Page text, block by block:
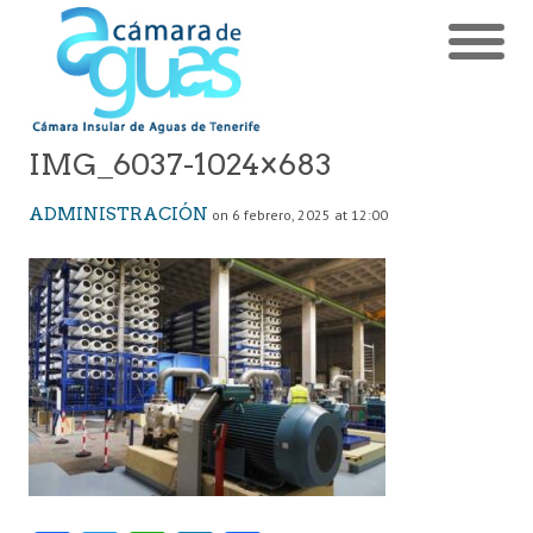
IMG_6037-1024×683
ADMINISTRACIÓN on 6 febrero, 2025 at 12:00